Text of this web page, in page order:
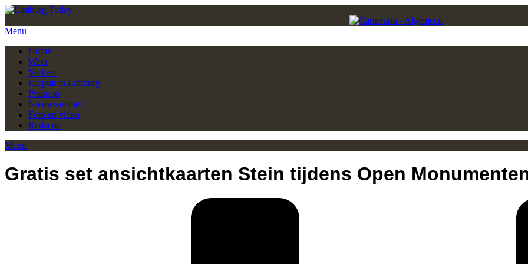
Menu
Home
Weer
Verkeer
Eropuit in Limburg
Pinkpop
Nieuwsarchief
Foto en video
Redactie
Menu
Gratis set ansichtkaarten Stein tijdens Open